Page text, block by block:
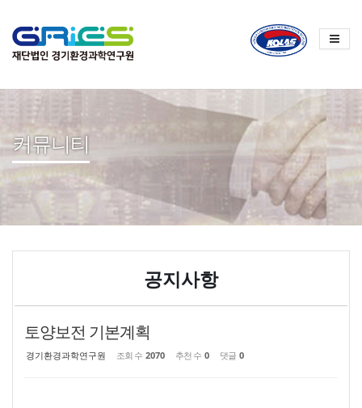
커뮤니티
공지사항
토양보전 기본계획
경기환경과학연구원 조회 수 2070 추천 수 0 댓글 0
스케치북5
스케치북5